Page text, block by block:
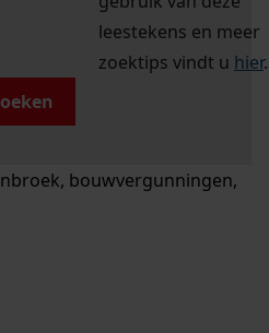
leestekens en meer
zoektips vindt u hier.
bouwvergunningen,